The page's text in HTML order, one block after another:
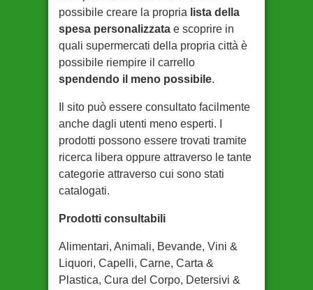
possibile creare la propria lista della
spesa personalizzata e scoprire in
quali supermercati della propria città è
possibile riempire il carrello
spendendo il meno possibile.
Il sito può essere consultato facilmente
anche dagli utenti meno esperti. I
prodotti possono essere trovati tramite
ricerca libera oppure attraverso le tante
categorie attraverso cui sono stati
catalogati.
Prodotti consultabili
Alimentari, Animali, Bevande, Vini &
Liquori, Capelli, Carne, Carta &
Plastica, Cura del Corpo, Detersivi &